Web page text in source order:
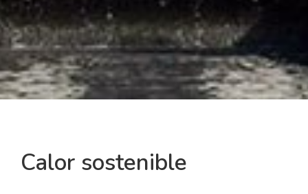
Calor sostenible